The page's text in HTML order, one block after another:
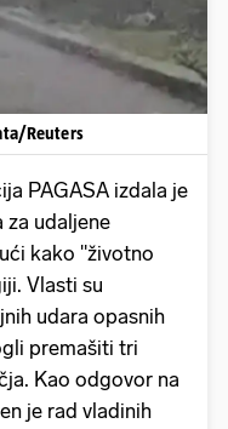
Reuters
PAGASA izdala je
za udaljene
kako "životno
Vlasti su
udara opasnih
premašiti tri
Kao odgovor na
je rad vladinih